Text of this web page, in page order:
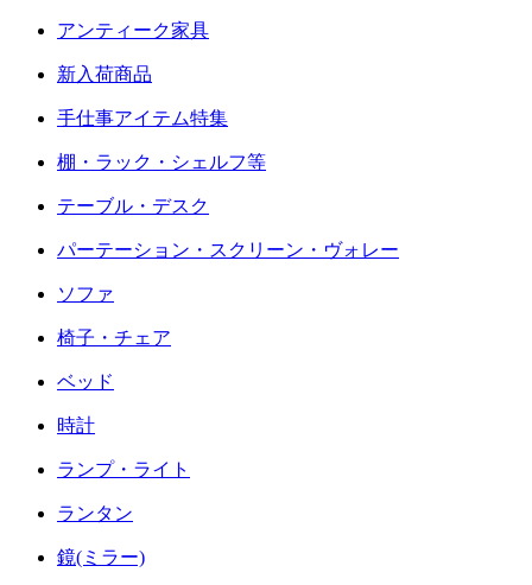
アンティーク家具
新入荷商品
手仕事アイテム特集
棚・ラック・シェルフ等
テーブル・デスク
パーテーション・スクリーン・ヴォレー
ソファ
椅子・チェア
ベッド
時計
ランプ・ライト
ランタン
鏡(ミラー)